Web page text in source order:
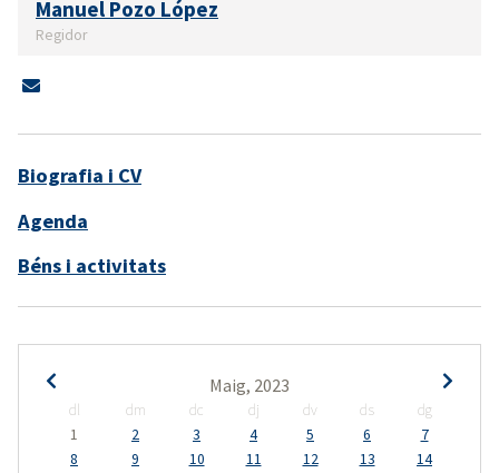
Manuel Pozo López
Regidor
Biografia i CV
Agenda
Béns i activitats
Maig, 2023
dl dm dc dj dv ds
dg
1
2 3 4 5 6
7
8
9 10 11 12 13
14